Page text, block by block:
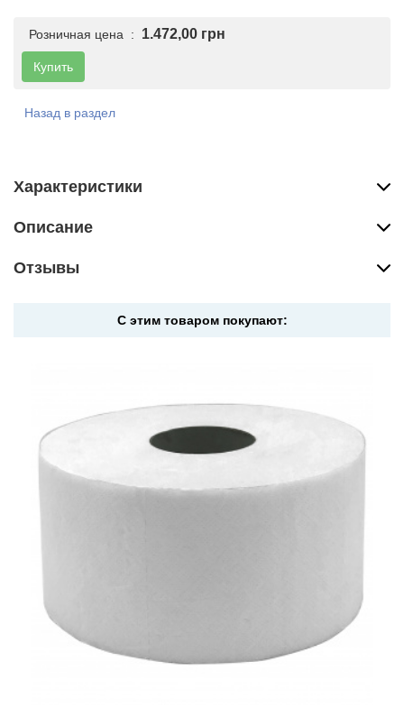
Розничная цена : 1.472,00 грн
Купить
Назад в раздел
Характеристики
Описание
Отзывы
С этим товаром покупают: